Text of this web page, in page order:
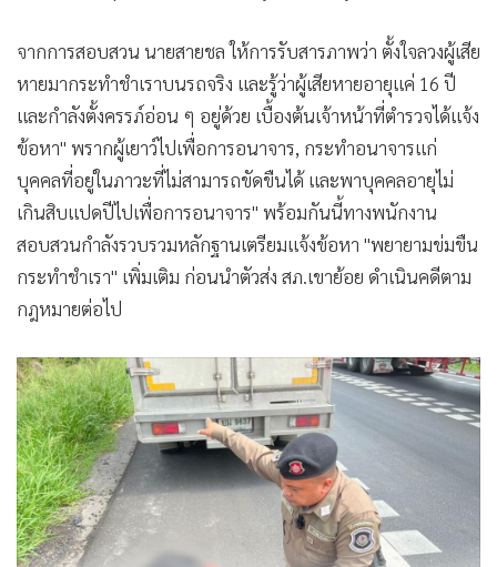
​จากการสอบสวน นายสายชล ให้การรับสารภาพว่า ตั้งใจลวงผู้เสีย
หายมากระทำชำเราบนรถจริง และรู้ว่าผู้เสียหายอายุแค่ 16 ปี
และกำลังตั้งครรภ์อ่อน ๆ อยู่ด้วย เบื้องต้นเจ้าหน้าที่ตำรวจได้แจ้ง
ข้อหา" พรากผู้เยาว์ไปเพื่อการอนาจาร, กระทำอนาจารแก่
บุคคลที่อยู่ในภาวะที่ไม่สามารถขัดขืนได้ และพาบุคคลอายุไม่
เกินสิบแปดปีไปเพื่อการอนาจาร" พร้อมกันนี้ทางพนักงาน
สอบสวนกำลังรวบรวมหลักฐานเตรียมแจ้งข้อหา "พยายามข่มขืน
กระทำชำเรา" เพิ่มเติม ก่อนนำตัวส่ง สภ.เขาย้อย ดำเนินคดีตาม
กฎหมายต่อไป